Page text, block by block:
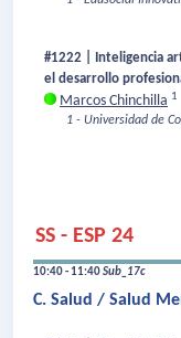
#1222 | Inteligencia
el desarrollo
Marcos Chinchilla 1
1 - Universidad de
SS - ESP 24
10:40 - 11:40Sub_17c
C. Salud / Salud